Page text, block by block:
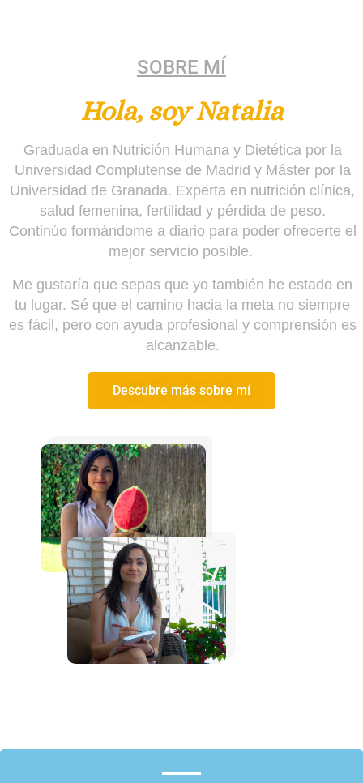
SOBRE MÍ
Hola, soy Natalia
Graduada en Nutrición Humana y Dietética por la
Universidad Complutense de Madrid y Máster por la
Universidad de Granada. Experta en nutrición clínica,
salud femenina, fertilidad y pérdida de peso.
Continúo formándome a diario para poder ofrecerte el
mejor servicio posible.
Me gustaría que sepas que yo también he estado en
tu lugar. Sé que el camino hacia la meta no siempre
es fácil, pero con ayuda profesional y comprensión es
alcanzable.
Descubre más sobre mí